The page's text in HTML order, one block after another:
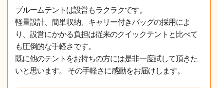
ブルームテントは設営もラクラクです。
軽量設計、簡単収納、キャリー付きバッグの採用によ
り、設営にかかる負担は従来のクイックテントと比べて
も圧倒的な手軽さです。
既に他のテントをお持ちの方には是非一度試して頂きた
いと思います。 その手軽さに感動をお届けします。